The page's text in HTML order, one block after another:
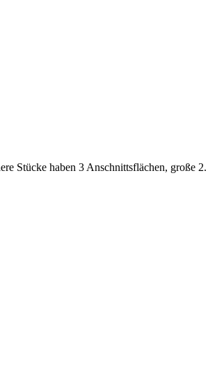
Stücke haben 3 Anschnittsflächen, große 2.